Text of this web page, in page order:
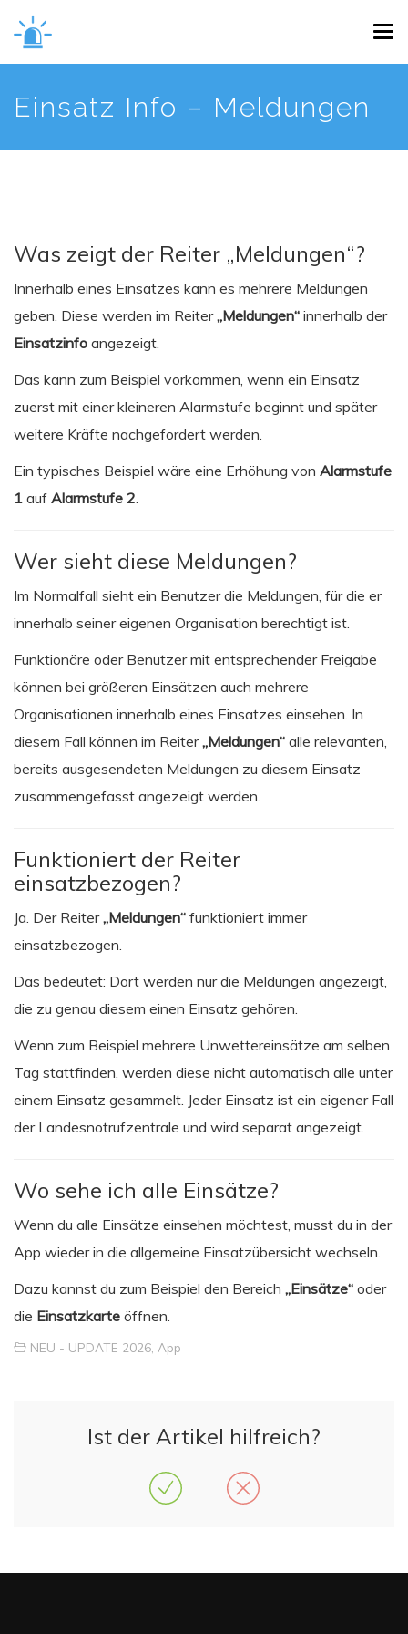
main
content
Einsatz Info – Meldungen
Was zeigt der Reiter „Meldungen“?
Innerhalb eines Einsatzes kann es mehrere Meldungen
geben. Diese werden im Reiter„Meldungen“ innerhalb der
Einsatzinfo angezeigt.
Das kann zum Beispiel vorkommen, wenn ein Einsatz
zuerst mit einer kleineren Alarmstufe beginnt und später
weitere Kräfte nachgefordert werden.
Ein typisches Beispiel wäre eine Erhöhung von Alarmstufe
1 auf Alarmstufe 2.
Wer sieht diese Meldungen?
Im Normalfall sieht ein Benutzer die Meldungen, für die er
innerhalb seiner eigenen Organisation berechtigt ist.
Funktionäre oder Benutzer mit entsprechender Freigabe
können bei größeren Einsätzen auch mehrere
Organisationen innerhalb eines Einsatzes einsehen. In
diesem Fall können im Reiter„Meldungen“ alle relevanten,
bereits ausgesendeten Meldungen zu diesem Einsatz
zusammengefasst angezeigt werden.
Funktioniert der Reiter
einsatzbezogen?
Ja. Der Reiter„Meldungen“ funktioniert immer
einsatzbezogen.
Das bedeutet: Dort werden nur die Meldungen angezeigt,
die zu genau diesem einen Einsatz gehören.
Wenn zum Beispiel mehrere Unwettereinsätze am selben
Tag stattfinden, werden diese nicht automatisch alle unter
einem Einsatz gesammelt. Jeder Einsatz ist ein eigener Fall
der Landesnotrufzentrale und wird separat angezeigt.
Wo sehe ich alle Einsätze?
Wenn du alle Einsätze einsehen möchtest, musst du in der
App wieder in die allgemeine Einsatzübersicht wechseln.
Dazu kannst du zum Beispiel den Bereich „Einsätze“ oder
die Einsatzkarte öffnen.
NEU - UPDATE 2026 App
Ist der Artikel hilfreich?